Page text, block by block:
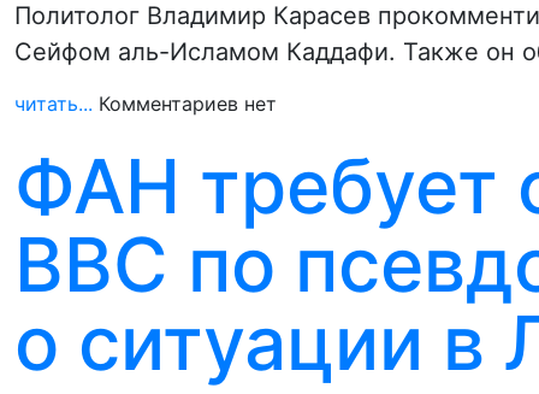
Политолог Владимир Карасев
Сейфом аль-Исламом Каддафи. Также он
читать... Комментариев нет
ФАН требует
BBC по
о ситуации в